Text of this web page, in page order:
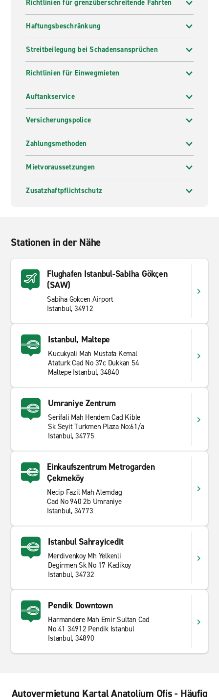
Richtlinien für grenzüberschreitende Fahrten
Haftungsbeschränkung
Streitbeilegung bei Schadensansprüchen
Richtlinien für Einwegmieten
Auftankservice
Versicherungspolice
Zahlungsmethoden
Mietvoraussetzungen
Zusatzhaftpflichtschutz
Stationen in der Nähe
Flughafen Istanbul-Sabiha Gökçen
(SAW)
Sabiha Gokcen Airport
Istanbul, 34912
Istanbul, Maltepe
Kucukyali Mah Mustafa Kemal
Ataturk Cad No 37c Dukkan 54
Maltepe Istanbul, 34840
Umraniye Zentrum
Serifali Mah Hendem Cad Kible
Sk Seyit Turkmen Plaza No:61/a
Istanbul, 34775
Einkaufszentrum Metrogarden
Çekmeköy
Necip Fazil Mah Alemdag
Cad No 940 2b Umraniye
Istanbul, 34773
Istanbul Sahrayicedit
Merdivenkoy Mh Yelkenli
Degirmen Sk No 17 Kadikoy
Istanbul, 34732
Pendik Downtown
Harmandere Mah Emir Sultan Cad
No 41 34912 Pendik Istanbul
Istanbul, 34890
Autovermietung Kartal Anatolium Ofis - Häufig